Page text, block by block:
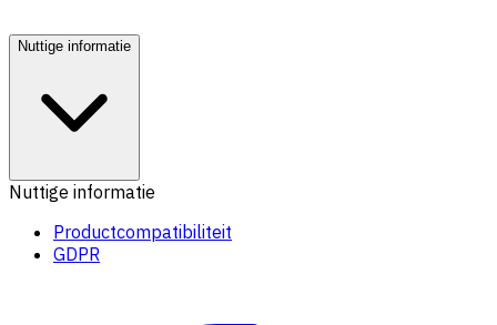
Nuttige informatie
Nuttige informatie
Productcompatibiliteit
GDPR